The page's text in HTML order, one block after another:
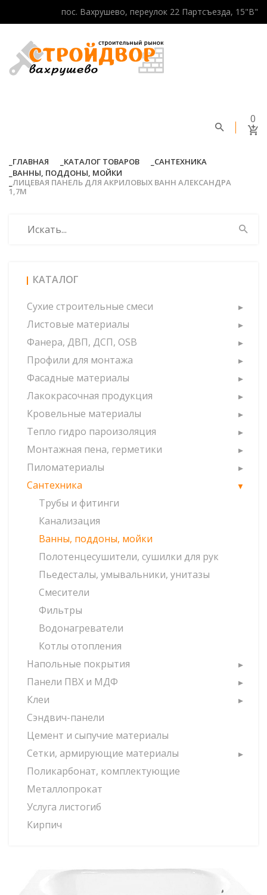
пос. Вахрушево, переулок 22 Партсъезда, 15"В"
0
ГЛАВНАЯ КАТАЛОГ ТОВАРОВ
САНТЕХНИКА
ВАННЫ, ПОДДОНЫ, МОЙКИ
ЛИЦЕВАЯ ПАНЕЛЬ ДЛЯ АКРИЛОВЫХ ВАНН АЛЕКСАНДРА
1,7М
КАТАЛОГ
Сухие строительные смеси
Листовые материалы
Фанера, ДВП, ДСП, OSB
Профили для монтажа
Фасадные материалы
Лакокрасочная продукция
Кровельные материалы
Тепло гидро пароизоляция
Монтажная пена, герметики
Пиломатериалы
Сантехника
Трубы и фитинги
Канализация
Ванны, поддоны, мойки
Полотенцесушители, сушилки для рук
Пьедесталы, умывальники, унитазы
Смесители
Фильтры
Водонагреватели
Котлы отопления
Напольные покрытия
Панели ПВХ и МДФ
Клеи
Сэндвич-панели
Цемент и сыпучие материалы
Сетки, армирующие материалы
Поликарбонат, комплектующие
Металлопрокат
Услуга листогиб
Кирпич